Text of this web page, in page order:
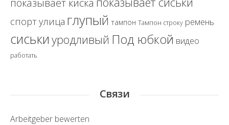
показывает киска
спортулица глупый тампон Тампон строку ремень
сиськи уродливый Под юбкой видео
работать
Связи
Arbeitgeber bewerten